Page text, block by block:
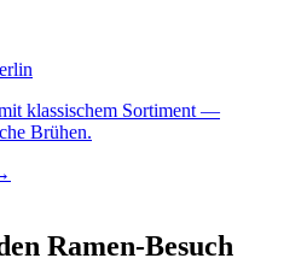
klassischem Sortiment —
Brühen.
Ramen-Besuch